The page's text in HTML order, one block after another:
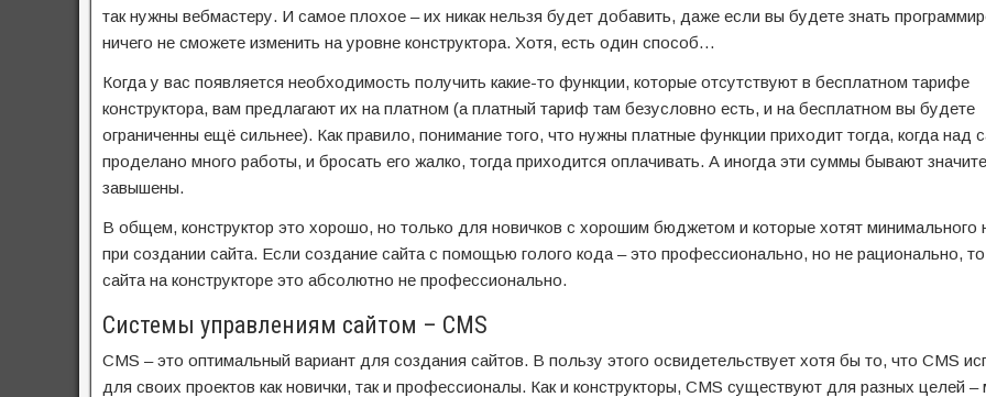
так нужны вебмастеру. И самое плохое – их никак нельзя будет добавить, даже если вы будете знать
ничего не сможете изменить на уровне конструктора. Хотя, есть один способ…
Когда у вас появляется необходимость получить какие-то функции, которые отсутствуют в бесплатном тарифе
конструктора, вам предлагают их на платном (а платный тариф там безусловно есть, и на бесплатном вы будете
ограниченны ещё сильнее). Как правило, понимание того, что нужны платные функции приходит тогда, когда над
проделано много работы, и бросать его жалко, тогда приходится оплачивать. А иногда эти суммы бывают
завышены.
В общем, конструктор это хорошо, но только для новичков с хорошим бюджетом и которые хотят минимального
при создании сайта. Если создание сайта с помощью голого кода – это профессионально, но не рационально,
сайта на конструкторе это абсолютно не профессионально.
Системы управлениям сайтом – CMS
CMS – это оптимальный вариант для создания сайтов. В пользу этого освидетельствует хотя бы то, что CMS
для своих проектов как новички, так и профессионалы. Как и конструкторы, CMS существуют для разных целей –